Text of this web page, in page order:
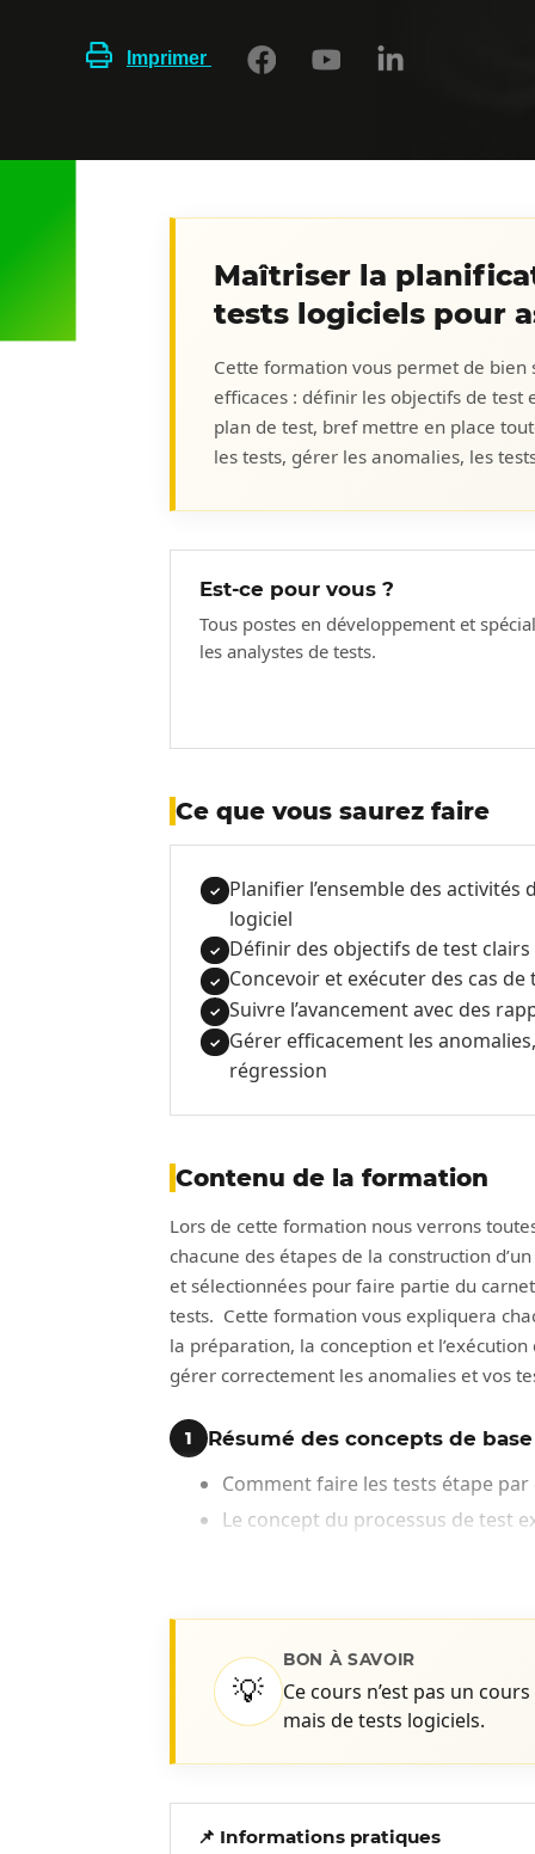
Imprimer
Maîtriser la
tests logiciels pour
Cette formation vous permet de bien
efficaces : définir les objectifs de test
plan de test, bref mettre en place
les tests, gérer les anomalies, les
Est-ce pour vous ?
Tous postes en développement et
les analystes de tests.
Ce que vous saurez faire
✓ Planifier l’ensemble des
logiciel
✓ Définir des objectifs de test
✓ Concevoir et exécuter des cas
✓ Suivre l’avancement avec des
✓ Gérer efficacement les
régression
Contenu de la formation
Lors de cette formation nous verrons
chacune des étapes de la construction
et sélectionnées pour faire partie du
tests. Cette formation vous expliquera
la préparation, la conception et
gérer correctement les anomalies et vos
1 Résumé des concepts de
Comment faire les tests étape par
Le concept du processus de test
Participer à la revue des besoins
Générer la liste des besoins
Identifier les objectifs de tests et
Évaluer le plan de travail.
Organiser l’équipe de test.
Développer le plan de tests
💡
BON À SAVOIR
Ce cours n’est pas un
mais de tests logiciels.
📌 Informations pratiques